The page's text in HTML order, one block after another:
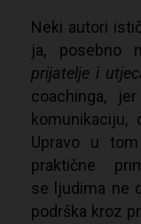
Neki autori
ja, posebno
prijatelje i
coachinga,
komunikaciju,
Upravo u
praktične
se
ljudima ne
podrška kroz